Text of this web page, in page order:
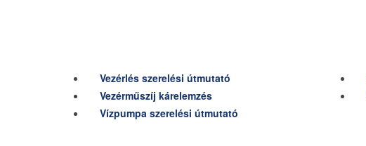
Vezérlés szerelési útmutató
Vezérműszíj kárelemzés
Vízpumpa szerelési útmutató